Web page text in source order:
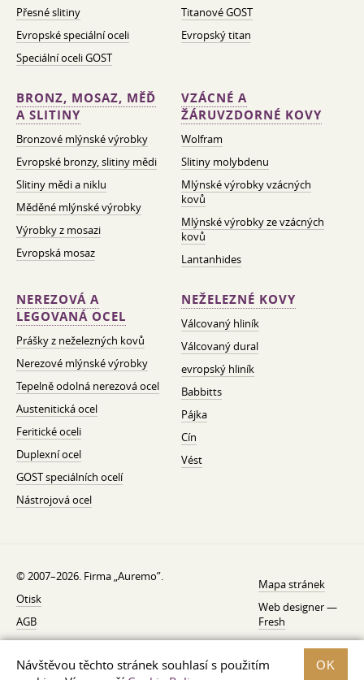
Návštěvou těchto stránek souhlasí s použitím
OK
Přesné slitiny
Evropské speciální oceli
Speciální oceli GOST
Titanové GOST
Evropský titan
BRONZ, MOSAZ, MĚĎ
A SLITINY
Bronzové mlýnské výrobky
Evropské bronzy, slitiny mědi
Slitiny mědi a niklu
Měděné mlýnské výrobky
Výrobky z mosazi
Evropská mosaz
VZÁCNÉ A
ŽÁRUVZDORNÉ KOVY
Wolfram
Slitiny molybdenu
Mlýnské výrobky vzácných
kovů
Mlýnské výrobky ze vzácných
kovů
Lantanhides
NEREZOVÁ A
LEGOVANÁ OCEL
Prášky z neželezných kovů
Nerezové mlýnské výrobky
Tepelně odolná nerezová ocel
Austenitická ocel
Feritické oceli
Duplexní ocel
GOST speciálních ocelí
Nástrojová ocel
NEŽELEZNÉ KOVY
Válcovaný hliník
Válcovaný dural
evropský hliník
Babbitts
Pájka
Cín
Vést
© 2007–2026. Firma „Auremo”.
Otisk
AGB
O nás
Zásady ochrany osobních údajů
Mapa stránek
Web designer —
Fresh